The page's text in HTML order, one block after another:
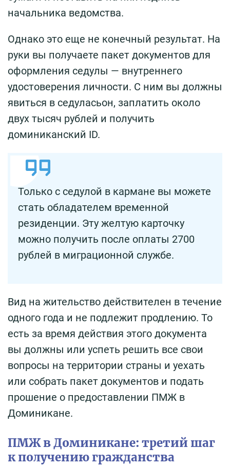
начальника ведомства.
Однако это еще не конечный результат. На
руки вы получаете пакет документов для
оформления седулы — внутреннего
удостоверения личности. С ним вы должны
явиться в седуласьон, заплатить около
двух тысяч рублей и получить
доминиканский ID.
Только с седулой в кармане вы можете
стать обладателем временной
резиденции. Эту желтую карточку
можно получить после оплаты 2700
рублей в миграционной службе.
Вид на жительство действителен в течение
одного года и не подлежит продлению. То
есть за время действия этого документа
вы должны или успеть решить все свои
вопросы на территории страны и уехать
или собрать пакет документов и подать
прошение о предоставлении ПМЖ в
Доминикане.
ПМЖ в Доминикане: третий шаг
к получению гражданства